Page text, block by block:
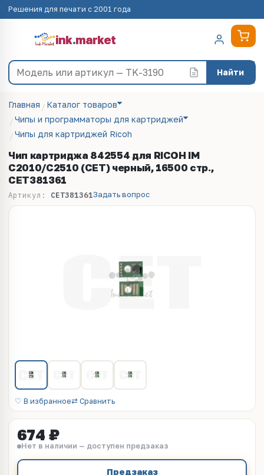
Решения для печати с 2001 года
ink.market
Найти
Главная
Каталог товаров
Чипы и программаторы для картриджей
Чипы для картриджей Ricoh
Чип картриджа 842554 для RICOH IM
C2010/C2510 (CET) черный, 16500 стр.,
CET381361
Артикул: CET381361Задать вопрос
♡ В избранное⇄ Сравнить
674 ₽
Нет в наличии — доступен предзаказ
Предзаказ